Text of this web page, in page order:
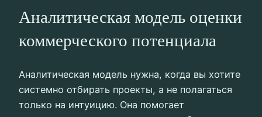
Аналитическая модель оценки
коммерческого потенциала
Аналитическая модель нужна, когда вы хотите
системно отбирать проекты, а не полагаться
только на интуицию. Она помогает